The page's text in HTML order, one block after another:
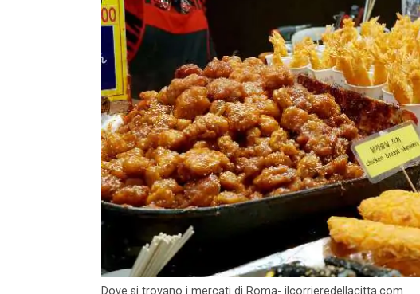
Dove si trovano i mercati di Roma- ilcorrieredellacitta.com